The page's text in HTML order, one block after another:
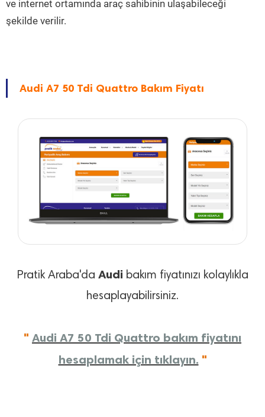
ve internet ortamında araç sahibinin ulaşabileceği
şekilde verilir.
Audi A7 50 Tdi Quattro Bakım Fiyatı
Pratik Araba'da Audi bakım fiyatınızı kolaylıkla
hesaplayabilirsiniz.
" Audi A7 50 Tdi Quattro bakım fiyatını
hesaplamak için tıklayın. "